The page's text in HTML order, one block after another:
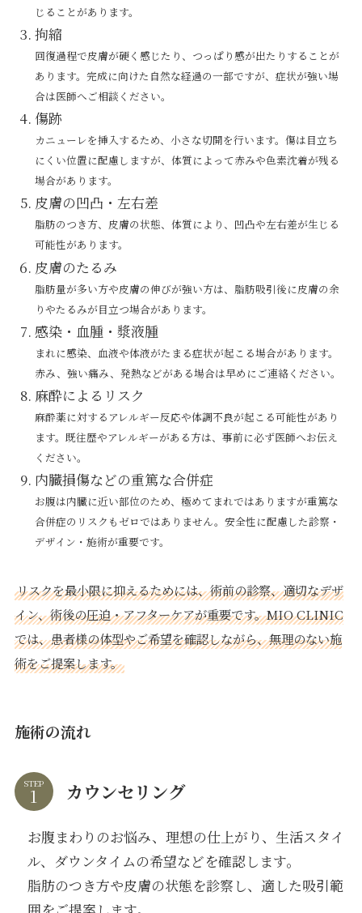
じることがあります。
拘縮
回復過程で皮膚が硬く感じたり、つっぱり感が出たりすることが
あります。完成に向けた自然な経過の一部ですが、症状が強い場
合は医師へご相談ください。
傷跡
カニューレを挿入するため、小さな切開を行います。傷は目立ち
にくい位置に配慮しますが、体質によって赤みや色素沈着が残る
場合があります。
皮膚の凹凸・左右差
脂肪のつき方、皮膚の状態、体質により、凹凸や左右差が生じる
可能性があります。
皮膚のたるみ
脂肪量が多い方や皮膚の伸びが強い方は、脂肪吸引後に皮膚の余
りやたるみが目立つ場合があります。
感染・血腫・漿液腫
まれに感染、血液や体液がたまる症状が起こる場合があります。
赤み、強い痛み、発熱などがある場合は早めにご連絡ください。
麻酔によるリスク
麻酔薬に対するアレルギー反応や体調不良が起こる可能性があり
ます。既往歴やアレルギーがある方は、事前に必ず医師へお伝え
ください。
内臓損傷などの重篤な合併症
お腹は内臓に近い部位のため、極めてまれではありますが重篤な
合併症のリスクもゼロではありません。安全性に配慮した診察・
デザイン・施術が重要です。
リスクを最小限に抑えるためには、術前の診察、適切なデザ
イン、術後の圧迫・アフターケアが重要です。MIO CLINIC
では、患者様の体型やご希望を確認しながら、無理のない施
術をご提案します。
施術の流れ
STEP カウンセリング
お腹まわりのお悩み、理想の仕上がり、生活スタイ
ル、ダウンタイムの希望などを確認します。
脂肪のつき方や皮膚の状態を診察し、適した吸引範